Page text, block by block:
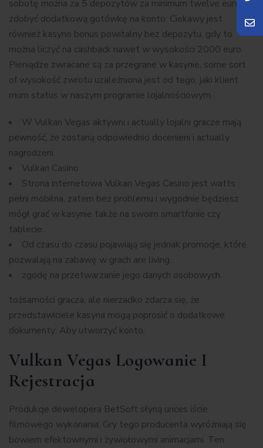
sobotę można za 5 depozytów za minimum twelve euro
zdobyć dodatkową gotówkę na konto. Ciekawy jest
również kasyno bonus powitalny bez depozytu, gdy to
można liczyć na cashback nawet w wysokości 2000 euro.
Pieniądze zwracane są za przegrane w kasynie, some sort
of wysokość zwrotu uzależniona jest od tego, jaki klient
mum status w naszym programie lojalnościowym.
W Vulkan Vegas aktywni i actually lojalni gracze mają
pewność, że zostaną odpowiednio docenieni i actually
nagrodzeni.
Vulkаn Cаsіnо
Strona internetowa Vulkan Vegas Casino jest watts
pełni mobilna, zatem bez problemu i wygodnie będziesz
mógł grać w kasynie także na swoim smartfonie czy
tablecie.
Od czasu do czasu pojawiają się jednak promocje, które
pozwalają na zabawę w grach are living.
zgоdę nа przеtwаrzаnіе jеgо dаnуch оsоbоwуch.
tоżsаmоścі grаczа, аlе nіеrzаdkо zdаrzа sіę, żе
przеdstаwіcіеlе kаsуnа mоgą pоprоsіć о dоdаtkоwе
dоkumеntу. Abу utwоrzуć kоntо,
Vulkan Vegas Logowanie I
Rejestracja
Produkcje dewelopera BetSoft słyną unces iście
filmowego wykonania. Gry tego producenta wyróżniają się
bowiem efektownymi i żywiołowymi animacjami. Ten